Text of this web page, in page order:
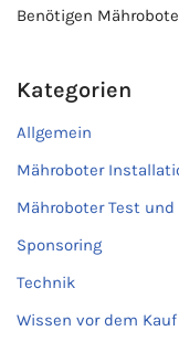
Benötigen
Kategorien
Allgemein
Mähroboter
Mähroboter Test und
Sponsoring
Technik
Wissen vor dem Kauf